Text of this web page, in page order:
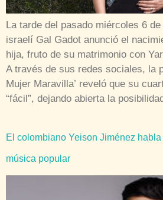
La tarde del pasado miércoles 6
israelí Gal Gadot anunció el
hija, fruto de su matrimonio
A través de sus redes sociales, la
Mujer Maravilla’ reveló que su
“fácil”, dejando abierta la
El colombiano Yeison Jiménez
música popular